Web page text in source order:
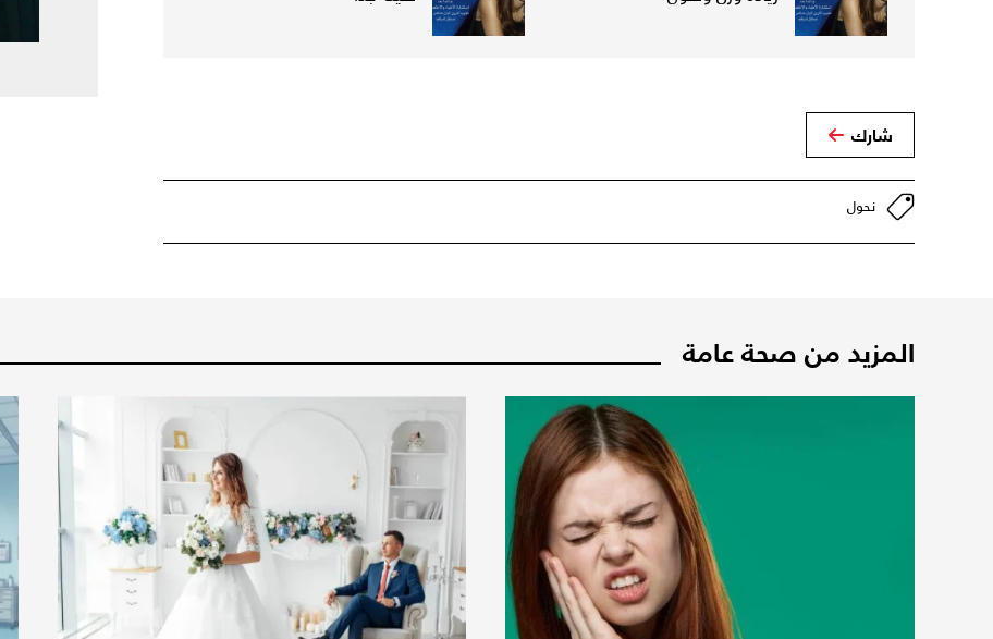
شارك
نحول
المزيد من صحة عامة